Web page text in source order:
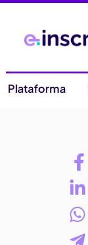
Plataforma